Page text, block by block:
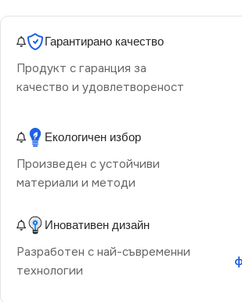
Гарантирано качество
Продукт с гаранция за
качество и удовлетвореност
Екологичен избор
Произведен с устойчиви
материали и методи
Иновативен дизайн
Разработен с най-съвременни
технологии